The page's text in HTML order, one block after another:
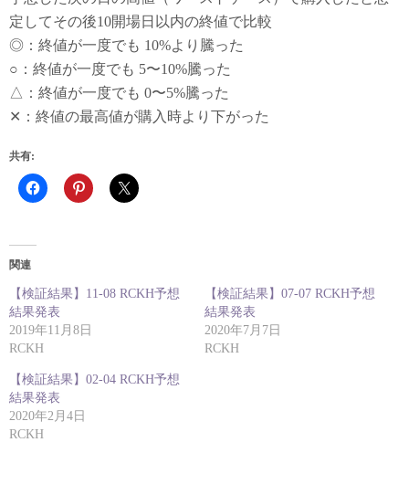
定してその後10開場日以内の終値で比較
◎：終値が一度でも 10%より騰った
○：終値が一度でも 5〜10%騰った
△：終値が一度でも 0〜5%騰った
✕：終値の最高値が購入時より下がった
共有:
関連
【検証結果】11-08 RCKH予想
結果発表
2019年11月8日
RCKH
【検証結果】07-07 RCKH予想
結果発表
2020年7月7日
RCKH
【検証結果】02-04 RCKH予想
結果発表
2020年2月4日
RCKH